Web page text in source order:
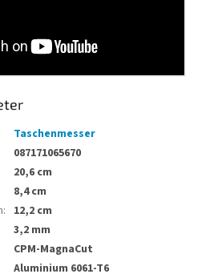
Taschenmesser
087171065670
20,6 cm
8,4 cm
: 12,2 cm
3,2 mm
CPM-MagnaCut
Aluminium 6061-T6